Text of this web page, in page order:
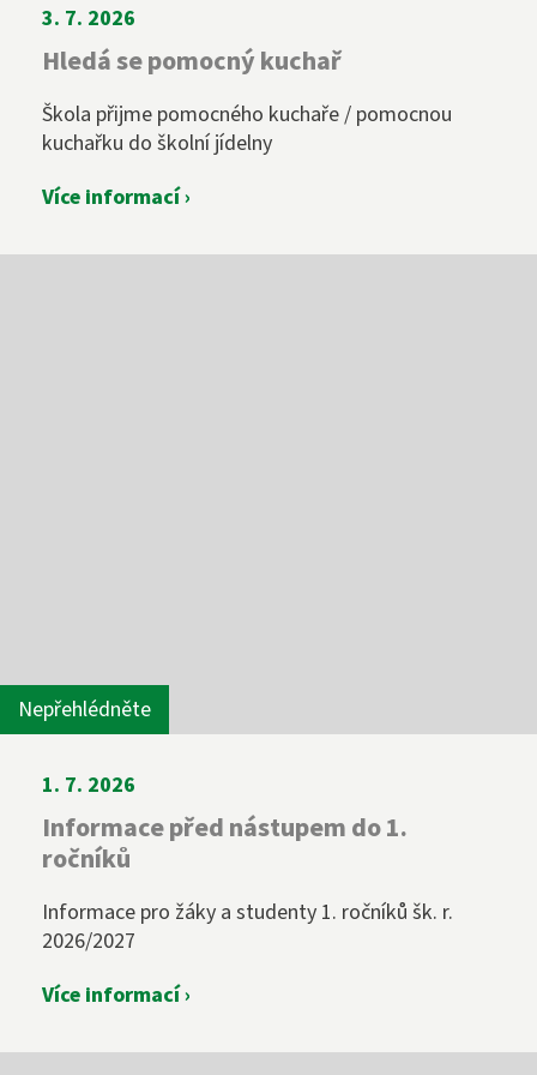
3. 7. 2026
Hledá se pomocný kuchař
Škola přijme pomocného kuchaře / pomocnou
kuchařku do školní jídelny
Více informací ›
Nepřehlédněte
1. 7. 2026
Informace před nástupem do 1.
ročníků
Informace pro žáky a studenty 1. ročníků šk. r.
2026/2027
Více informací ›